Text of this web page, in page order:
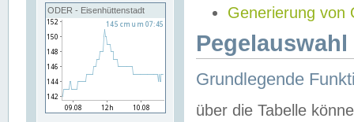
ODER - Eisenhüttenstadt
Generierung von
Grundlegende
über die Tabelle